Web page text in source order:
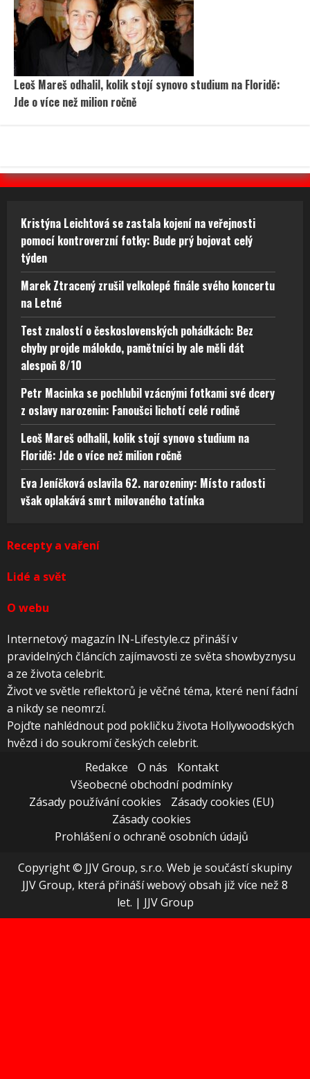
Leoš Mareš odhalil, kolik stojí synovo studium na Floridě:
Jde o více než milion ročně
Kristýna Leichtová se zastala kojení na veřejnosti
pomocí kontroverzní fotky: Bude prý bojovat celý
týden
Marek Ztracený zrušil velkolepé finále svého koncertu
na Letné
Test znalostí o československých pohádkách: Bez
chyby projde málokdo, pamětníci by ale měli dát
alespoň 8/10
Petr Macinka se pochlubil vzácnými fotkami své dcery
z oslavy narozenin: Fanoušci lichotí celé rodině
Leoš Mareš odhalil, kolik stojí synovo studium na
Floridě: Jde o více než milion ročně
Eva Jeníčková oslavila 62. narozeniny: Místo radosti
však oplakává smrt milovaného tatínka
Recepty a vaření
Lidé a svět
O webu
Internetový magazín IN-Lifestyle.cz přináší v
pravidelných článcích zajímavosti ze světa showbyznysu
a ze života celebrit.
Život ve světle reflektorů je věčné téma, které není fádní
a nikdy se neomrzí.
Pojďte nahlédnout pod pokličku života Hollywoodských
hvězd i do soukromí českých celebrit.
Redakce
O nás
Kontakt
Všeobecné obchodní podmínky
Zásady používání cookies
Zásady cookies (EU)
Zásady cookies
Prohlášení o ochraně osobních údajů
Copyright © JJV Group, s.r.o. Web je součástí skupiny
JJV Group, která přináší webový obsah již více než 8
let. | JJV Group